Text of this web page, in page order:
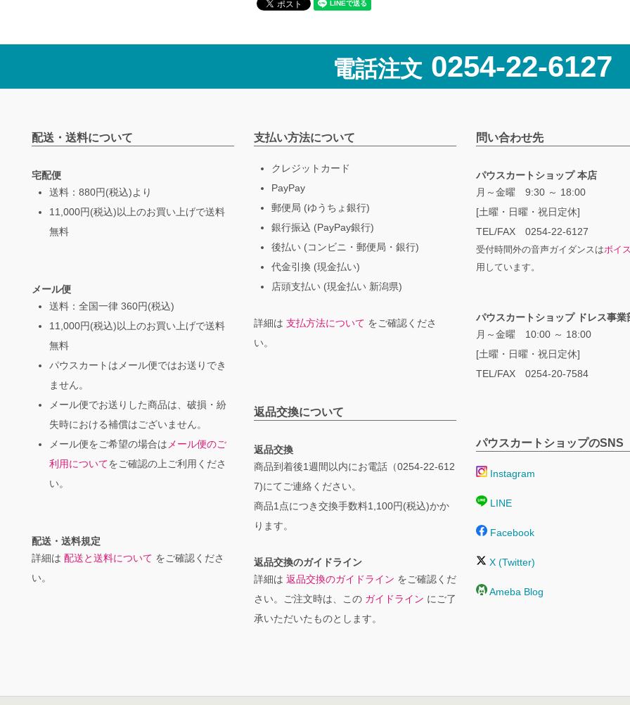
電話注文 0254-22-6127
配送・送料について
宅配便
送料：880円(税込)より
11,000円(税込)以上のお買い上げで送料
無料
メール便
送料：全国一律 360円(税込)
11,000円(税込)以上のお買い上げで送料
無料
パウスカートはメール便ではお送りでき
ません。
メール便でお送りした商品は、破損・紛
失時における補償はございません。
メール便をご希望の場合は メール便のご
利用についてをご確認の上ご利用くださ
い。
配送・送料規定
詳細は 配送と送料について をご確認くださ
い。
支払い方法について
クレジットカード
PayPay
郵便局 (ゆうちょ銀行)
銀行振込 (PayPay銀行)
後払い (コンビニ・郵便局・銀行)
代金引換 (現金払い)
店頭支払い (現金払い 新潟県)
詳細は 支払方法について をご確認くださ
い。
問い合わせ先
パウスカートショップ 本店
月～金曜 9:30 ～ 18:00
[土曜・日曜・祝日定休]
TEL/FAX 0254-22-6127
受付時間外の音声ガイダンスはボイ
用しています。
パウスカートショップ ドレス事業
月～金曜 10:00 ～ 18:00
[土曜・日曜・祝日定休]
TEL/FAX 0254-20-7584
返品交換について
返品交換
商品到着後1週間以内にお電話（0254-22-612
7)にてご連絡ください。
商品1点につき交換手数料1,100円(税込)かか
ります。
返品交換のガイドライン
詳細は 返品交換のガイドライン をご確認くだ
さい。ご注文時は、この ガイドライン にご了
承いただいたものとします。
パウスカートショップのSNS
Instagram
LINE
Facebook
X (Twitter)
Ameba Blog